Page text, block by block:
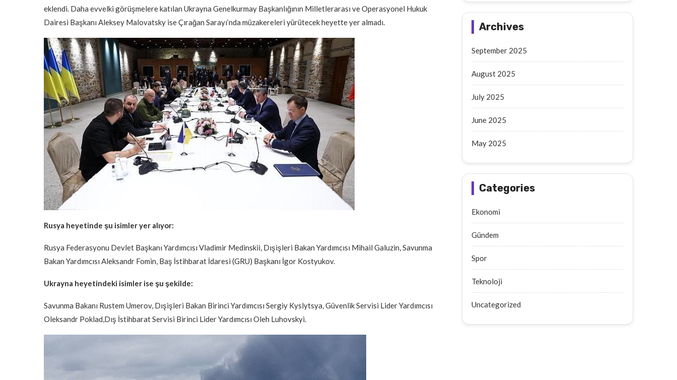
eklendi. Daha evvelki görüşmelere katılan Ukrayna Genelkurmay Başkanlığının Milletlerarası ve Operasyonel Hukuk
Dairesi Başkanı Aleksey Malovatsky ise Çırağan Sarayı’nda müzakereleri yürütecek heyette yer almadı.
Rusya heyetinde şu isimler yer alıyor:
Rusya Federasyonu Devlet Başkanı Yardımcısı Vladimir Medinskii, Dışişleri Bakan Yardımcısı Mihail Galuzin, Savunma
Bakan Yardımcısı Aleksandr Fomin, Baş İstihbarat İdaresi (GRU) Başkanı İgor Kostyukov.
Ukrayna heyetindeki isimler ise şu şekilde:
Savunma Bakanı Rustem Umerov, Dışişleri Bakan Birinci Yardımcısı Sergiy Kyslytsya, Güvenlik Servisi Lider Yardımcısı
Oleksandr Poklad,Dış İstihbarat Servisi Birinci Lider Yardımcısı Oleh Luhovskyi.
Archives
September 2025
August 2025
July 2025
June 2025
May 2025
Categories
Ekonomi
Gündem
Spor
Teknoloji
Uncategorized